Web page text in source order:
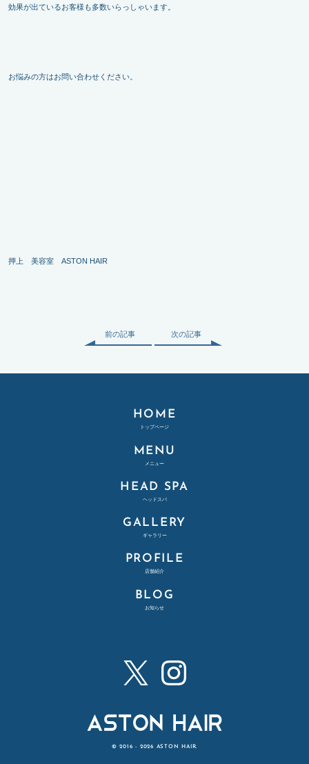
効果が出ているお客様も多数いらっしゃいます。
お悩みの方はお問い合わせください。
押上 美容室 ASTON HAIR
前の記事 次の記事
HOME
トップページ
MENU
メニュー
HEAD SPA
ヘッドスパ
GALLERY
ギャラリー
PROFILE
店舗紹介
BLOG
お知らせ
ASTON HAIR - アストンヘア
© 2016 - 2026 ASTON HAIR.